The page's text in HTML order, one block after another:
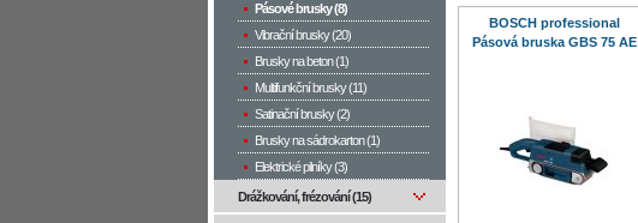
BOSCH professional
Pásová bruska GBS 75 AE
Pásové brusky (8)
Vibrační brusky (20)
Brusky na beton (1)
Multifunkční brusky (11)
Satinační brusky (2)
Brusky na sádrokarton (1)
Elektrické pilníky (3)
Drážkování, frézování (15)